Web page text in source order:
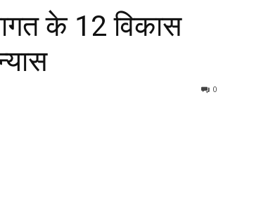
के 12 विकास
0